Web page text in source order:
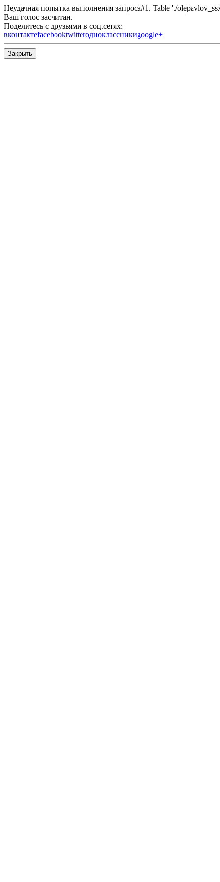
Неудачная попытка выполнения запроса#1. Table './
Ваш голос засчитан.
Поделитесь с друзьями в соц.сетях:
вконтактеfacebooktwitterодноклассникиgoogle+